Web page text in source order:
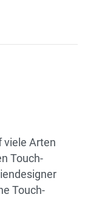
viele Arten
Touch-
Touch-